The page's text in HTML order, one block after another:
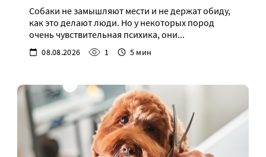
Собаки не замышляют мести и не держат обиду,
как это делают люди. Но у некоторых пород
очень чувствительная психика, они...
08.08.2026 1 5 мин